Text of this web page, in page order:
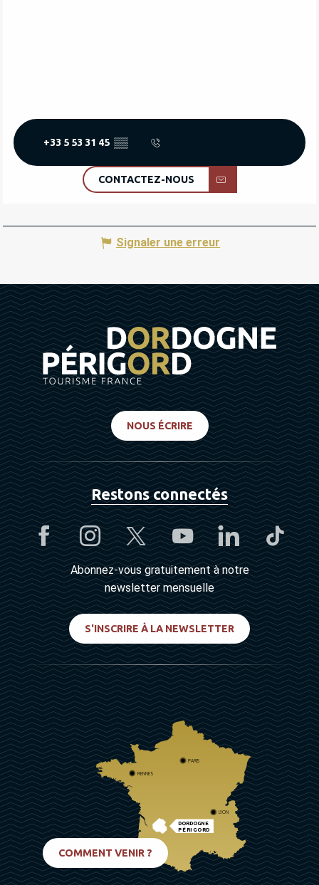
+33 5 53 31 45 ▒▒
CONTACTEZ-NOUS
Signaler une erreur
NOUS ÉCRIRE
Restons connectés
Abonnez-vous gratuitement à notre
newsletter mensuelle
S'INSCRIRE À LA NEWSLETTER
DORDOGNE
PÉRIGORD
PARIS
RENNES
LYON
COMMENT VENIR ?